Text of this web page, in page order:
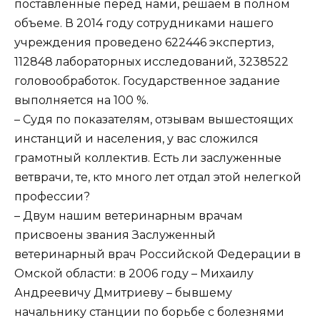
поставленные перед нами, решаем в полном
объеме. В 2014 году сотрудниками нашего
учреждения проведено 622446 экспертиз,
112848 лабораторных исследований, 3238522
головообработок. Государственное задание
выполняется на 100 %.
– Судя по показателям, отзывам вышестоящих
инстанций и населения, у вас сложился
грамотный коллектив. Есть ли заслуженные
ветврачи, те, кто много лет отдал этой нелегкой
профессии?
– Двум нашим ветеринарным врачам
присвоены звания Заслуженный
ветеринарный врач Российской Федерации в
Омской области: в 2006 году – Михаилу
Андреевичу Дмитриеву – бывшему
начальнику станции по борьбе с болезнями